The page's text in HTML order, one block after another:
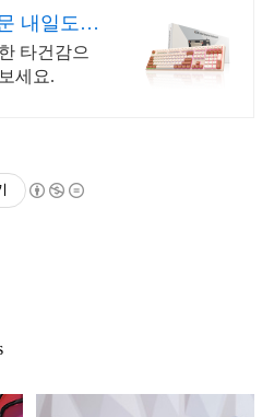
내일도착
타건감으
세요.